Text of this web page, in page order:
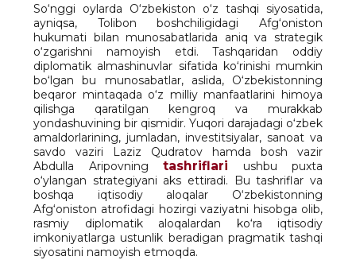
So‘nggi oylarda O‘zbekiston o‘z tashqi siyosatida,
ayniqsa, Tolibon boshchiligidagi Afg‘oniston
hukumati bilan munosabatlarida aniq va strategik
o‘zgarishni namoyish etdi. Tashqaridan oddiy
diplomatik almashinuvlar sifatida ko‘rinishi mumkin
bo‘lgan bu munosabatlar, aslida, O‘zbekistonning
beqaror mintaqada o‘z milliy manfaatlarini himoya
qilishga qaratilgan kengroq va murakkab
yondashuvining bir qismidir. Yuqori darajadagi o‘zbek
amaldorlarining, jumladan, investitsiyalar, sanoat va
savdo vaziri Laziz Qudratov hamda bosh vazir
Abdulla Aripovning tashriflari ushbu puxta
o‘ylangan strategiyani aks ettiradi. Bu tashriflar va
boshqa iqtisodiy aloqalar O‘zbekistonning
Afg‘oniston atrofidagi hozirgi vaziyatni hisobga olib,
rasmiy diplomatik aloqalardan ko‘ra iqtisodiy
imkoniyatlarga ustunlik beradigan pragmatik tashqi
siyosatini namoyish etmoqda.